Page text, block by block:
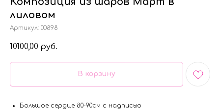
лиловом
Артикул: 00898
10100,00 руб.
В корзину
Большое сердце 80-90см с надписью